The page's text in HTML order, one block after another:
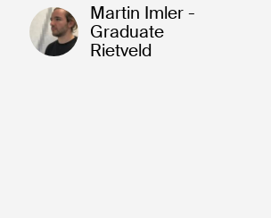
Martin Imler -
Graduate
Rietveld